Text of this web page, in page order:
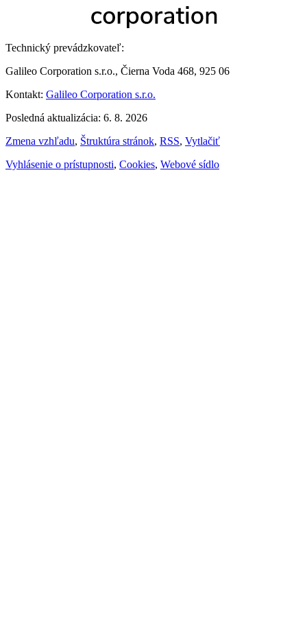
Technický prevádzkovateľ:
Galileo Corporation s.r.o., Čierna Voda 468, 925 06
Kontakt: Galileo Corporation s.r.o.
Posledná aktualizácia: 6. 8. 2026
Zmena vzhľadu, Štruktúra stránok, RSS, Vytlačiť
Vyhlásenie o prístupnosti, Cookies, Webové sídlo